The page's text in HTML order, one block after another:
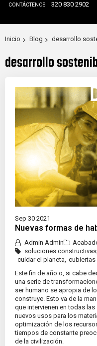
CONTÁCTENOS 320 830 2902
Inicio Blog desarrollo
desarrollo
Sep 30 2021
Nuevas formas de
Admin Admin
soluciones constructivas,
cuidar el planeta, cubiertas
Este fin de año o, si cabe
una serie de
ser humano se apropia de
construye. Esto va de la
que intervienen en todas
nuevos usos para los
optimización de los
tiempos de constante
de la civilización.